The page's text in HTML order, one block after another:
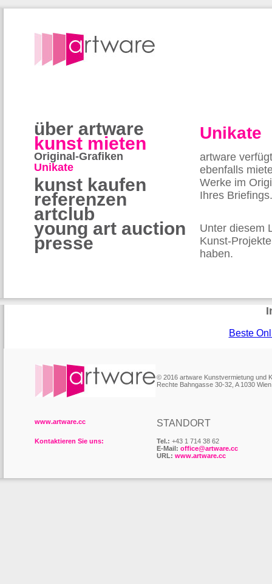
über artware
kunst mieten
Original-Grafiken
Unikate
kunst kaufen
referenzen
artclub
young art auction
presse
Unikate
artware
ebenfalls
Werke im
Ihres
Unter diesem
Kunst-
haben.
Beste
© 2016 artware Kunstvermietung und
Rechte Bahngasse 30-32, A 1030 Wien
www.artware.cc STANDORT
Kontaktieren Sie uns: Tel.: +43 1 714 38 62
E-Mail: office@artware.cc
URL: www.artware.cc